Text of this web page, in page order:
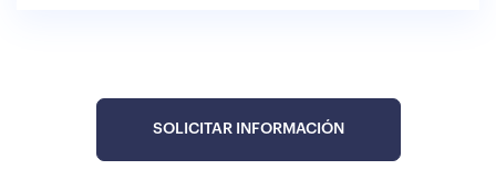
SOLICITAR INFORMACIÓN